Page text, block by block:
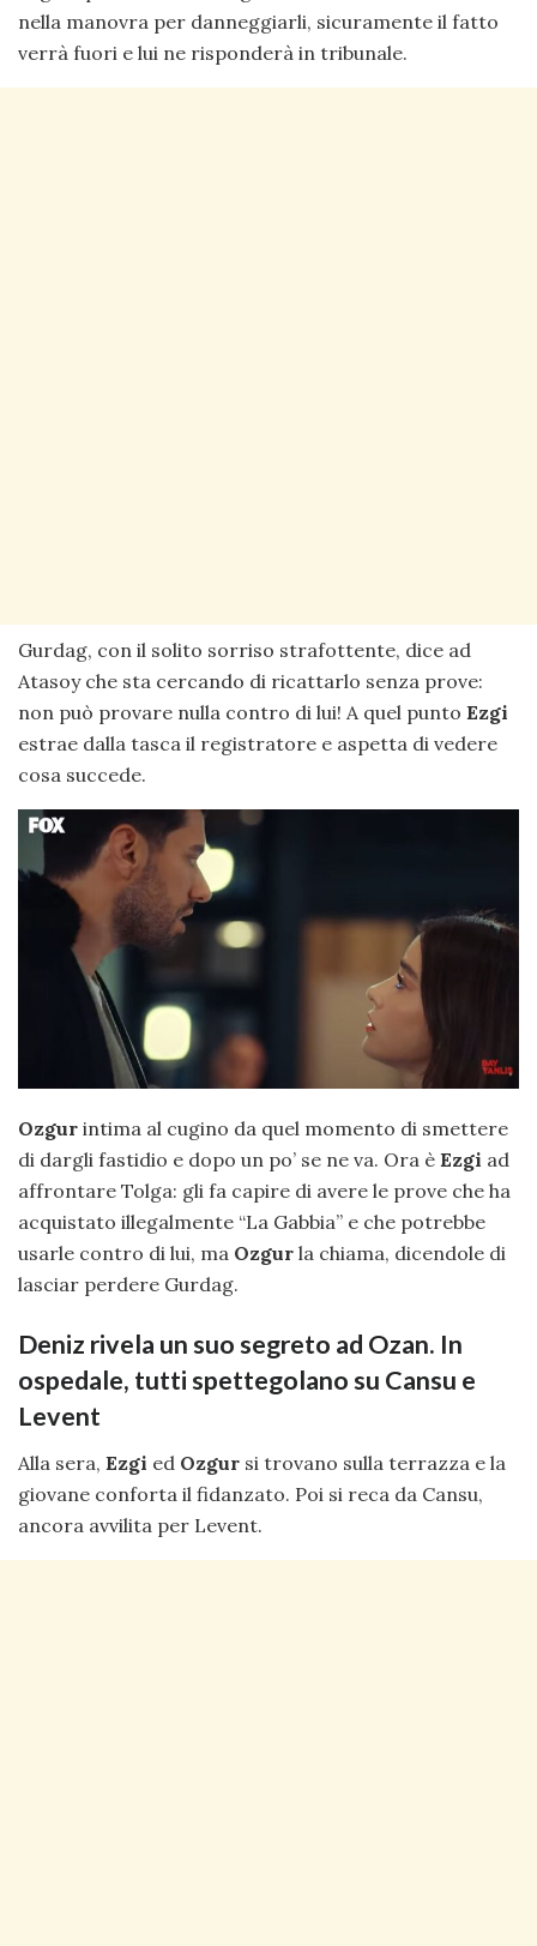
nella manovra per danneggiarli, sicuramente il fatto
verrà fuori e lui ne risponderà in tribunale.
Gurdag, con il solito sorriso strafottente, dice ad
Atasoy che sta cercando di ricattarlo senza prove:
non può provare nulla contro di lui! A quel punto Ezgi
estrae dalla tasca il registratore e aspetta di vedere
cosa succede.
Ozgur intima al cugino da quel momento di smettere
di dargli fastidio e dopo un po’ se ne va. Ora è Ezgi ad
affrontare Tolga: gli fa capire di avere le prove che ha
acquistato illegalmente “La Gabbia” e che potrebbe
usarle contro di lui, ma Ozgur la chiama, dicendole di
lasciar perdere Gurdag.
Deniz rivela un suo segreto ad Ozan. In
ospedale, tutti spettegolano su Cansu e
Levent
Alla sera, Ezgi ed Ozgur si trovano sulla terrazza e la
giovane conforta il fidanzato. Poi si reca da Cansu,
ancora avvilita per Levent.